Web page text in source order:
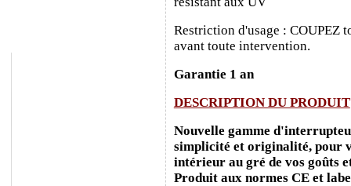
Restriction d'usage : COUPEZ
avant toute intervention.
Garantie 1 an
DESCRIPTION DU PRODUIT
Nouvelle gamme
simplicité et originalité, pour
intérieur au gré de vos goûts
Produit aux normes CE et